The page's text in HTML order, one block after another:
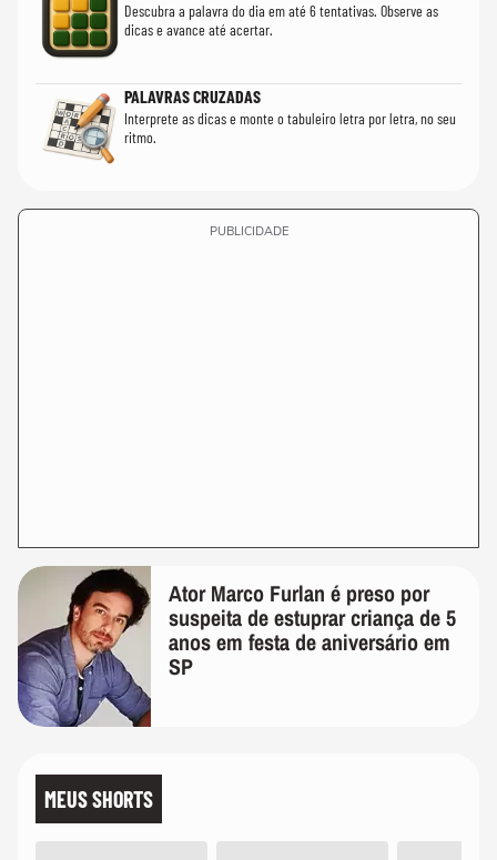
Descubra a palavra do dia em até 6 tentativas. Observe as
dicas e avance até acertar.
PALAVRAS CRUZADAS
Interprete as dicas e monte o tabuleiro letra por letra, no seu
ritmo.
PUBLICIDADE
Ator Marco Furlan é preso por
suspeita de estuprar criança de 5
anos em festa de aniversário em
SP
MEUS SHORTS